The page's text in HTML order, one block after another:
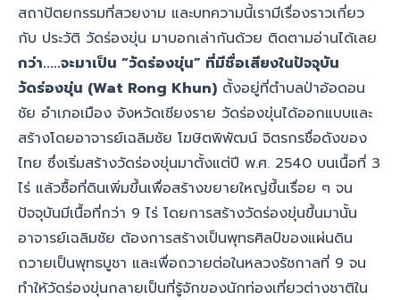
สถาปัตยกรรมที่สวยงาม และบทความนี้เรามีเรื่องราวเกี่ยว
กับ ประวัติ วัดร่องขุ่น มาบอกเล่ากันด้วย ติดตามอ่านได้เลย
กว่า.....จะมาเป็น “วัดร่องขุ่น” ที่มีชื่อเสียงในปัจจุบัน
วัดร่องขุ่น (Wat Rong Khun) ตั้งอยู่ที่ตำบลป่าอ้อดอน
ชัย อำเภอเมือง จังหวัดเชียงราย วัดร่องขุ่นได้ออกแบบและ
สร้างโดยอาจารย์เฉลิมชัย โฆษิตพิพัฒน์ จิตรกรชื่อดังของ
ไทย ซึ่งเริ่มสร้างวัดร่องขุ่นมาตั้งแต่ปี พ.ศ. 2540 บนเนื้อที่ 3
ไร่ แล้วซื้อที่ดินเพิ่มขึ้นเพื่อสร้างขยายใหญ่ขึ้นเรื่อย ๆ จน
ปัจจุบันมีเนื้อที่กว่า 9 ไร่ โดยการสร้างวัดร่องขุ่นขึ้นมานั้น
อาจารย์เฉลิมชัย ต้องการสร้างเป็นพุทธศิลป์ของแผ่นดิน
ถวายเป็นพุทธบูชา และเพื่อถวายต่อในหลวงรัชกาลที่ 9 จน
ทำให้วัดร่องขุ่นกลายเป็นที่รู้จักของนักท่องเที่ยวต่างชาติใน